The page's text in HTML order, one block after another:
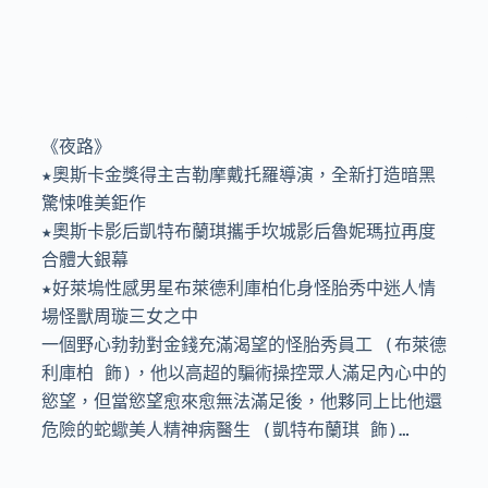
《夜路》
★奧斯卡金獎得主吉勒摩戴托羅導演，全新打造暗黑
驚悚唯美鉅作
★奧斯卡影后凱特布蘭琪攜手坎城影后魯妮瑪拉再度
合體大銀幕
★好萊塢性感男星布萊德利庫柏化身怪胎秀中迷人情
場怪獸周璇三女之中
一個野心勃勃對金錢充滿渴望的怪胎秀員工 (布萊德
利庫柏 飾)，他以高超的騙術操控眾人滿足內心中的
慾望，但當慾望愈來愈無法滿足後，他夥同上比他還
危險的蛇蠍美人精神病醫生 (凱特布蘭琪 飾)…